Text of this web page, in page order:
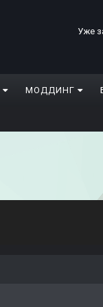
Уже
МОДДИНГ